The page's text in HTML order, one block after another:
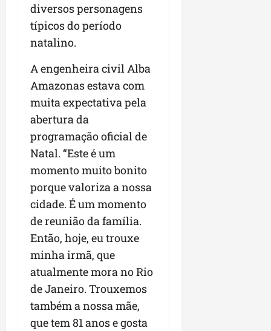
diversos personagens
típicos do período
natalino.
A engenheira civil Alba
Amazonas estava com
muita expectativa pela
abertura da
programação oficial de
Natal. “Este é um
momento muito bonito
porque valoriza a nossa
cidade. É um momento
de reunião da família.
Então, hoje, eu trouxe
minha irmã, que
atualmente mora no Rio
de Janeiro. Trouxemos
também a nossa mãe,
que tem 81 anos e gosta